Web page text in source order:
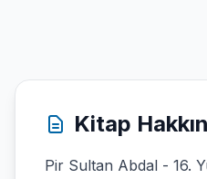
Kitap
Pir Sultan Abdal - 16.